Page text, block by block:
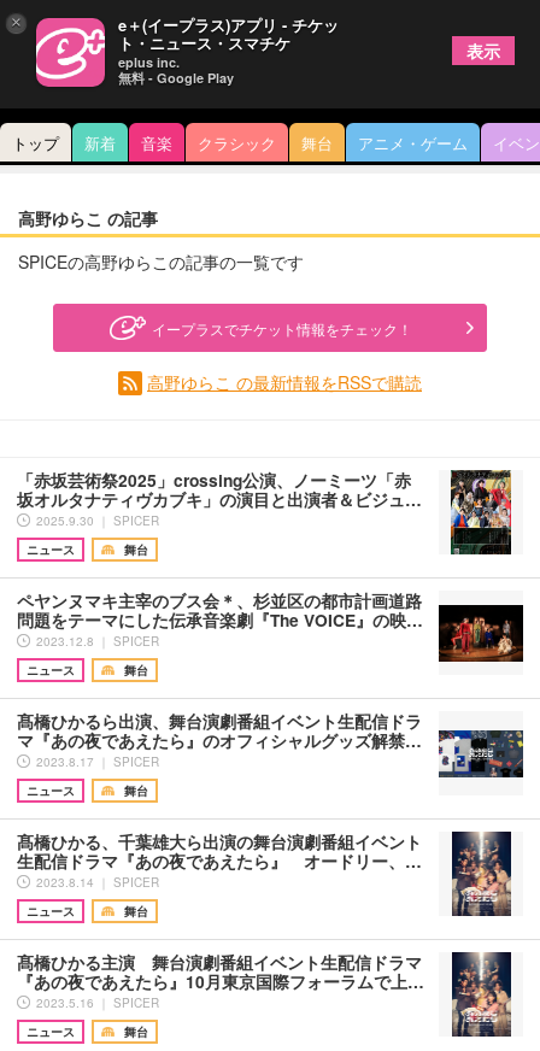
トップ 新着 音楽 クラシック 舞台 アニメ・ゲーム イベ
高野ゆらこ の記事
SPICEの高野ゆらこの記事の一覧です
イープラスでチケット情報をチェック！
高野ゆらこ の最新情報をRSSで購読
「赤坂芸術祭2025」crossing公演、ノーミーツ「赤
坂オルタナティヴカブキ」の演目と出演者＆ビジュ…
2025.9.30 ｜ SPICER
ニュース
舞台
ペヤンヌマキ主宰のブス会＊、杉並区の都市計画道路
問題をテーマにした伝承音楽劇『The VOICE』の映…
2023.12.8 ｜ SPICER
ニュース
舞台
髙橋ひかるら出演、舞台演劇番組イベント生配信ドラ
マ『あの夜であえたら』のオフィシャルグッズ解禁…
2023.8.17 ｜ SPICER
ニュース
舞台
髙橋ひかる、千葉雄大ら出演の舞台演劇番組イベント
生配信ドラマ『あの夜であえたら』 オードリー、…
2023.8.14 ｜ SPICER
ニュース
舞台
髙橋ひかる主演 舞台演劇番組イベント生配信ドラマ
『あの夜であえたら』10月東京国際フォーラムで上…
2023.5.16 ｜ SPICER
ニュース
舞台
× e＋(イープラス)アプリ - チケッ
ト・ニュース・スマチケ
eplus inc.
無料 - Google Play
表示